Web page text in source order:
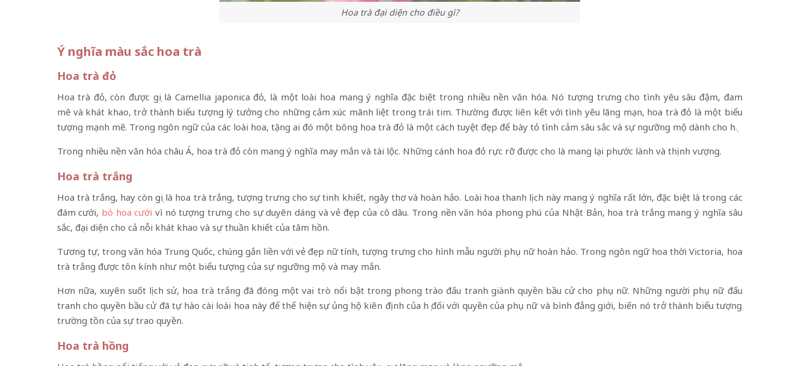
Hoa trà đại diện cho điều gì?
Ý nghĩa màu sắc hoa trà
Hoa trà đỏ
Hoa trà đỏ, còn được gọi là Camellia japonica đỏ, là một loài hoa mang ý nghĩa đặc biệt trong nhiều nền văn hóa. Nó tượng trưng cho tình yêu sâu đậm, đam
mê và khát khao, trở thành biểu tượng lý tưởng cho những cảm xúc mãnh liệt trong trái tim. Thường được liên kết với tình yêu lãng mạn, hoa trà đỏ là một biểu
tượng mạnh mẽ. Trong ngôn ngữ của các loài hoa, tặng ai đó một bông hoa trà đỏ là một cách tuyệt đẹp để bày tỏ tình cảm sâu sắc và sự ngưỡng mộ dành cho họ.
Trong nhiều nền văn hóa châu Á, hoa trà đỏ còn mang ý nghĩa may mắn và tài lộc. Những cánh hoa đỏ rực rỡ được cho là mang lại phước lành và thịnh vượng.
Hoa trà trắng
Hoa trà trắng, hay còn gọi là hoa trà trắng, tượng trưng cho sự tinh khiết, ngây thơ và hoàn hảo. Loài hoa thanh lịch này mang ý nghĩa rất lớn, đặc biệt là trong các
đám cưới, bó hoa cưới vì nó tượng trưng cho sự duyên dáng và vẻ đẹp của cô dâu. Trong nền văn hóa phong phú của Nhật Bản, hoa trà trắng mang ý nghĩa sâu
sắc, đại diện cho cả nỗi khát khao và sự thuần khiết của tâm hồn.
Tương tự, trong văn hóa Trung Quốc, chúng gắn liền với vẻ đẹp nữ tính, tượng trưng cho hình mẫu người phụ nữ hoàn hảo. Trong ngôn ngữ hoa thời Victoria, hoa
trà trắng được tôn kính như một biểu tượng của sự ngưỡng mộ và may mắn.
Hơn nữa, xuyên suốt lịch sử, hoa trà trắng đã đóng một vai trò nổi bật trong phong trào đấu tranh giành quyền bầu cử cho phụ nữ. Những người phụ nữ đấu
tranh cho quyền bầu cử đã tự hào cài loài hoa này để thể hiện sự ủng hộ kiên định của họ đối với quyền của phụ nữ và bình đẳng giới, biến nó trở thành biểu tượng
trường tồn của sự trao quyền.
Hoa trà hồng